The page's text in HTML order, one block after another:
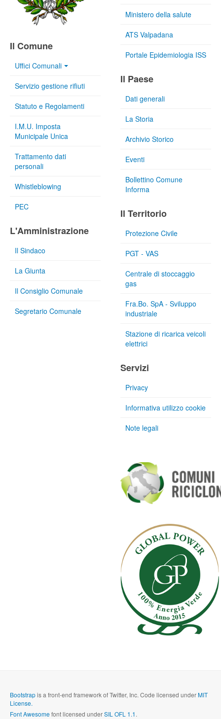
Il Comune
Uffici Comunali
Servizio gestione rifiuti
Statuto e Regolamenti
I.M.U. Imposta
Municipale Unica
Trattamento dati
personali
Whistleblowing
PEC
L'Amministrazione
Il Sindaco
La Giunta
Il Consiglio Comunale
Segretario Comunale
Ministero della salute
ATS Valpadana
Portale Epidemiologia ISS
Il Paese
Dati generali
La Storia
Archivio Storico
Eventi
Bollettino Comune
Informa
Il Territorio
Protezione Civile
PGT - VAS
Centrale di stoccaggio
gas
Fra.Bo. SpA - Sviluppo
industriale
Stazione di ricarica veicoli
elettrici
Servizi
Privacy
Informativa utilizzo cookie
Note legali
Bootstrapis a front-end framework of Twitter, Inc. Code licensed underMIT
License.
Font Awesomefont licensed underSIL OFL 1.1.